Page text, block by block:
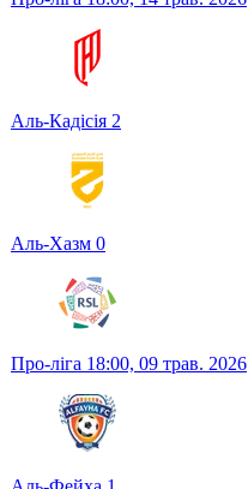
Аль-Кадісія 2
Аль-Хазм 0
Про-ліга 18:00, 09 трав. 2026